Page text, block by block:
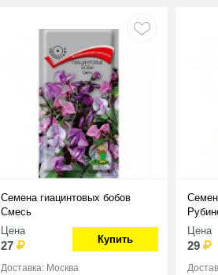
Семена гиацинтовых бобов
Смесь
Цена
27 Купить
Доставка: Москва
Цена
29